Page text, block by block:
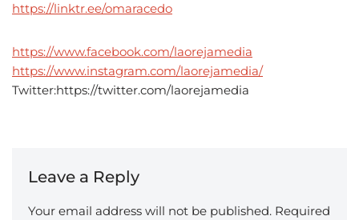
https://linktr.ee/omaracedo
https://www.facebook.com/laorejamedia
https://www.instagram.com/laorejamedia/
Twitter:https://twitter.com/laorejamedia
Leave a Reply
Your email address will not be published. Required